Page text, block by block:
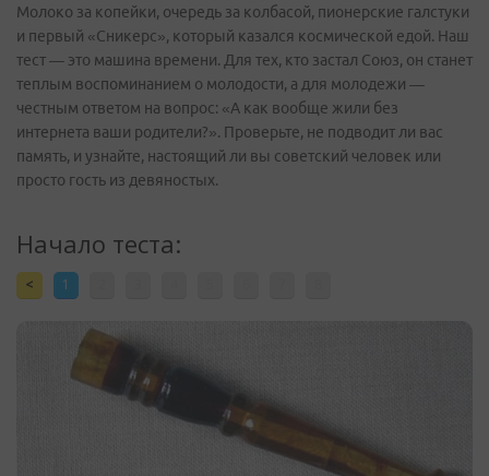
Молоко за копейки, очередь за колбасой, пионерские галстуки
и первый «Сникерс», который казался космической едой. Наш
тест — это машина времени. Для тех, кто застал Союз, он станет
теплым воспоминанием о молодости, а для молодежи —
честным ответом на вопрос: «А как вообще жили без
интернета ваши родители?». Проверьте, не подводит ли вас
память, и узнайте, настоящий ли вы советский человек или
просто гость из девяностых.